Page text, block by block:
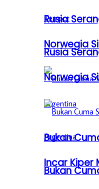
Rusia
Norwegia
Bukan
Incar Kiper
Rusia
Norwegia
Bukan